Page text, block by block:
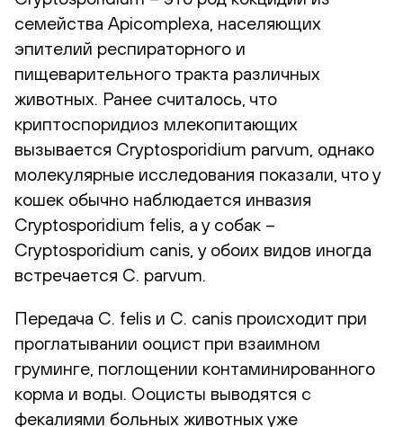
семейства Apicomplexa, населяющих
эпителий респираторного и
пищеварительного тракта различных
животных. Ранее считалось, что
криптоспоридиоз млекопитающих
вызывается Cryptosporidium parvum, однако
молекулярные исследования показали, что у
кошек обычно наблюдается инвазия
Cryptosporidium felis, а у собак –
Cryptosporidium canis, у обоих видов иногда
встречается C. parvum.
Передача C. felis и C. canis происходит при
проглатывании ооцист при взаимном
груминге, поглощении контаминированного
корма и воды. Ооцисты выводятся с
фекалиями больных животных уже